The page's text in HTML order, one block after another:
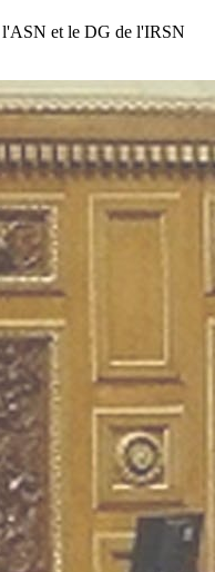
l'ASN et le DG de l'IRSN